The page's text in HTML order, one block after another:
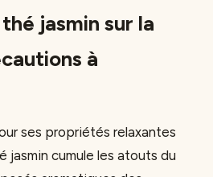
jasmin sur la
à
ses propriétés relaxantes
jasmin cumule les atouts du